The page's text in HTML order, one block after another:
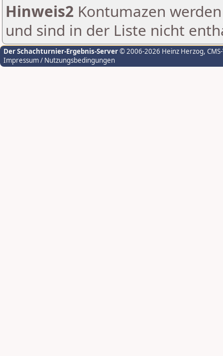
Hinweis2 Kontumazen
und sind in der Liste nicht
Der Schachturnier-Ergebnis-Server© 2006-2026 Heinz Herzog,
Impressum / Nutzungsbedingungen